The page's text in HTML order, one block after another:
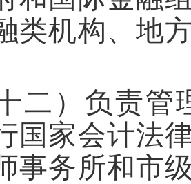
类机构、地
）负责管理
国家会计法
事务所和市